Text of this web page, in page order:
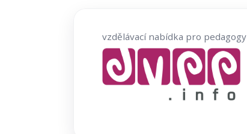
vzdělávací nabídka pro pedagogy